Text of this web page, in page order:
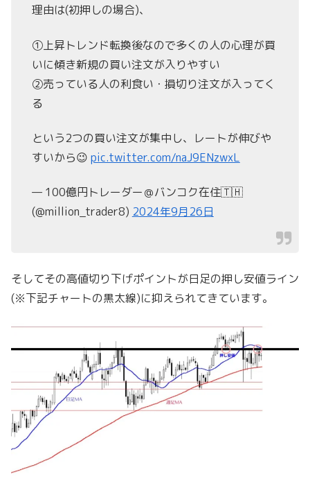
理由は(初押しの場合)、
①上昇トレンド転換後なので多くの人の心理が買
いに傾き新規の買い注文が入りやすい
②売っている人の利食い・損切り注文が入ってく
る
という2つの買い注文が集中し、レートが伸びや
すいから😉 pic.twitter.com/naJ9ENzwxL
— 100億円トレーダー＠バンコク在住🇹🇭
(@million_trader8) 2024年9月26日
そしてその高値切り下げポイントが日足の押し安値ライン
(※下記チャートの黒太線)に抑えられてきています。